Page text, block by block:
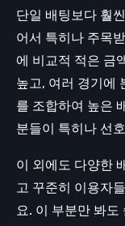
단일 배팅보다 훨
어서 특히나 주목
에 비교적 적은 금
높고, 여러 경기에
를 조합하여 높은
분들이 특히나 선
이 외에도 다양한
고 꾸준히 이용자
요. 이 부분만 봐도